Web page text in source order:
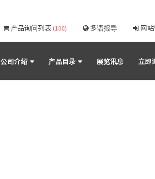
产品询问列表 (100) 多语报导 网
公司介绍 产品目录 展览讯息 立即